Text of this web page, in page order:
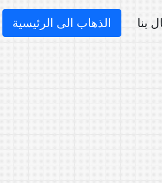
الذهاب الى الرئيسية بنا